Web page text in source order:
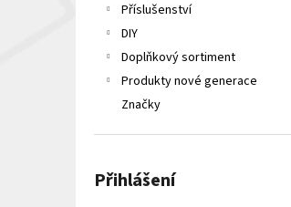
Příslušenství
DIY
Doplňkový sortiment
Produkty nové generace
Značky
Přihlášení
LIQUA ELEMENTS APPLE 10ML 6MG
149 Kč
Původně:165 Kč